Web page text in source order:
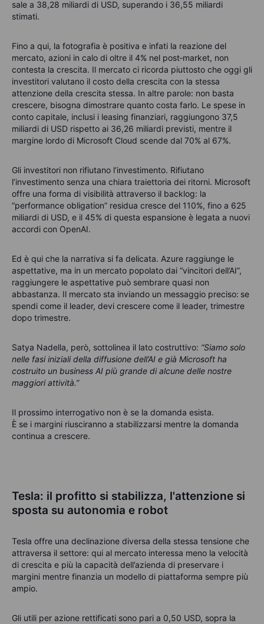
sale a 38,28 miliardi di USD, superando i 36,55 miliardi
stimati.
Fino a qui, la fotografia è positiva e infati la reazione del
mercato, azioni in calo di oltre il 4% nel post‑market, non
contesta la crescita. Il mercato ci ricorda piuttosto che oggi gli
investitori valutano il costo della crescita con la stessa
attenzione della crescita stessa. In altre parole: non basta
crescere, bisogna dimostrare quanto costa farlo. Le spese in
conto capitale, inclusi i leasing finanziari, raggiungono 37,5
miliardi di USD rispetto ai 36,26 miliardi previsti, mentre il
margine lordo di Microsoft Cloud scende dal 70% al 67%.
Gli investitori non rifiutano l’investimento. Rifiutano
l’investimento senza una chiara traiettoria dei ritorni. Microsoft
offre una forma di visibilità attraverso il backlog: la
“performance obligation” residua cresce del 110%, fino a 625
miliardi di USD, e il 45% di questa espansione è legata a nuovi
accordi con OpenAI.
Ed è qui che la narrativa si fa delicata. Azure raggiunge le
aspettative, ma in un mercato popolato dai “vincitori dell’AI”,
raggiungere le aspettative può sembrare quasi non
abbastanza. Il mercato sta inviando un messaggio preciso: se
spendi come il leader, devi crescere come il leader, trimestre
dopo trimestre.
Satya Nadella, però, sottolinea il lato costruttivo: “Siamo solo
nelle fasi iniziali della diffusione dell’AI e già Microsoft ha
costruito un business AI più grande di alcune delle nostre
maggiori attività.”
Il prossimo interrogativo non è se la domanda esista.
È se i margini riusciranno a stabilizzarsi mentre la domanda
continua a crescere.
Tesla: il profitto si stabilizza, l'attenzione si
sposta su autonomia e robot
Tesla offre una declinazione diversa della stessa tensione che
attraversa il settore: qui al mercato interessa meno la velocità
di crescita e più la capacità dell’azienda di preservare i
margini mentre finanzia un modello di piattaforma sempre più
ampio.
Gli utili per azione rettificati sono pari a 0,50 USD, sopra la